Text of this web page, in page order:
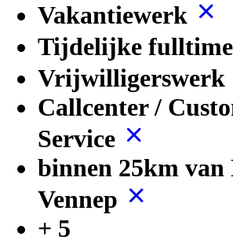
Vakantiewerk
Tijdelijke
Vrijwilligerswerk
Callcenter /
Service
binnen 25km van
Vennep
+ 5